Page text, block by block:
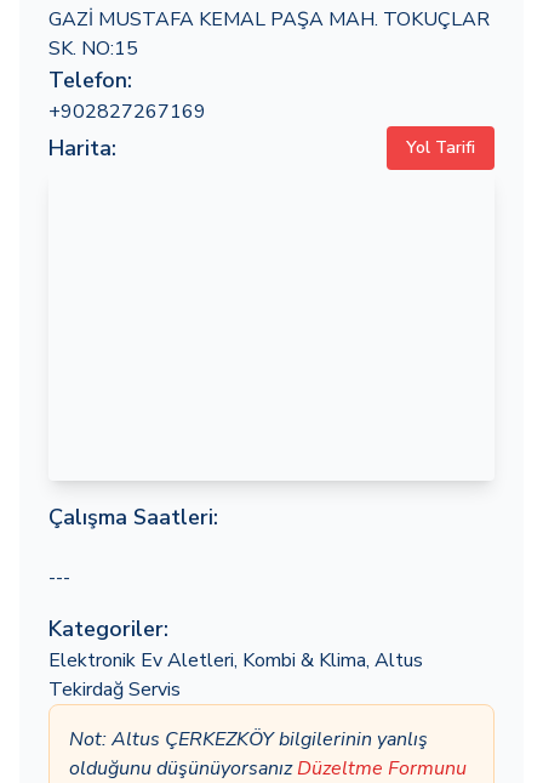
GAZİ MUSTAFA KEMAL PAŞA MAH. TOKUÇLAR
SK. NO:15
Telefon:
+902827267169
Harita: Yol Tarifi
Çalışma Saatleri:
---
Kategoriler:
Elektronik Ev Aletleri, Kombi & Klima, Altus
Tekirdağ Servis
Not: Altus ÇERKEZKÖY bilgilerinin yanlış
olduğunu düşünüyorsanızDüzeltme Formunu